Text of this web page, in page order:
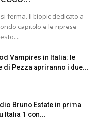
ferma. Il biopic dedicato a
capitolo e le riprese
Vampires in Italia: le
di Pezza apriranno i due...
Bruno Estate in prima
Italia 1 con...